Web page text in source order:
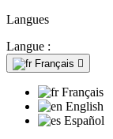
Langues
Langue :
Français 
Français
English
Español